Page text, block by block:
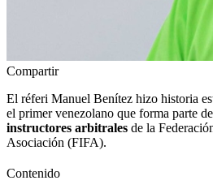
Compartir
El réferi Manuel Benítez hizo historia
el primer venezolano que forma parte
instructores arbitrales de la
Asociación (FIFA).
Contenido